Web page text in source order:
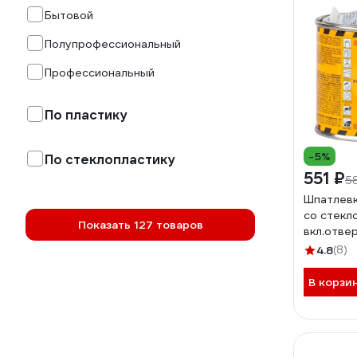
Бытовой
Полупрофессиональный
Профессиональный
По пластику
По стеклопластику
Показать 127 товаров
-5%
551 ₽
со
15032
4.8(8)
В